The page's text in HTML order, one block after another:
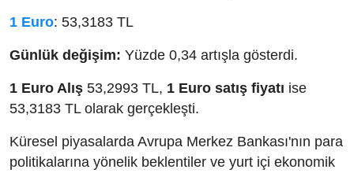
1 Euro: 53,3183 TL
Günlük değişim: Yüzde 0,34 artışla gösterdi.
1 Euro Alış 53,2993 TL, 1 Euro satış fiyatı ise
53,3183 TL olarak gerçekleşti.
Küresel piyasalarda Avrupa Merkez Bankası'nın para
politikalarına yönelik beklentiler ve yurt içi ekonomik